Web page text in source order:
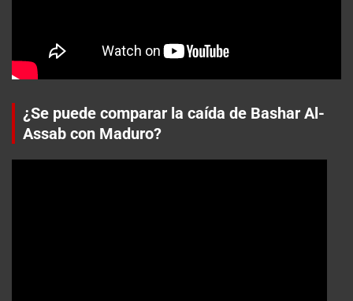
¿Se puede comparar la caída de Bashar Al-
Assab con Maduro?